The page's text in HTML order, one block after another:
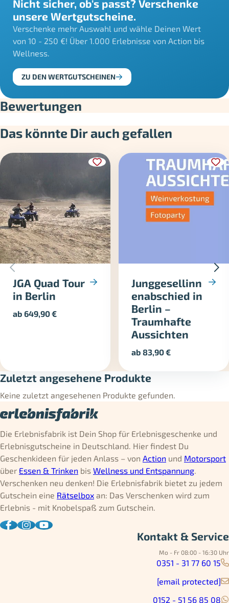
Nicht sicher, ob's passt? Verschenke
unsere Wertgutscheine.
Verschenke mehr Auswahl und wähle Deinen Wert
von 10 - 250 €! Über 1.000 Erlebnisse von Action bis
Wellness.
ZU DEN WERTGUTSCHEINEN
Bewertungen
Das könnte Dir auch gefallen
JGA Quad Tour
in Berlin
ab649,90€
Junggesellinn
enabschied in
Berlin –
Traumhafte
Aussichten
ab83,90€
Zuletzt angesehene Produkte
Keine zuletzt angesehenen Produkte gefunden.
Die Erlebnisfabrik ist Dein Shop für Erlebnisgeschenke und
Erlebnisgutscheine in Deutschland. Hier findest Du
Geschenkideen für jeden Anlass – von Action und Motorsport
über Essen & Trinken bis Wellness und Entspannung.
Verschenken neu denken! Die Erlebnisfabrik bietet zu jedem
Gutschein eine Rätselbox an: Das Verschenken wird zum
Erlebnis - mit Knobelspaß zum Gutschein.
Kontakt & Service
Mo - Fr 08:00 - 16:30 Uhr
0351 - 31 77 60 15
[email protected]
0152 - 51 56 85 08